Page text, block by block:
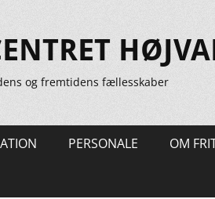
og fremtidens fællesskaber
PERSONALE OM